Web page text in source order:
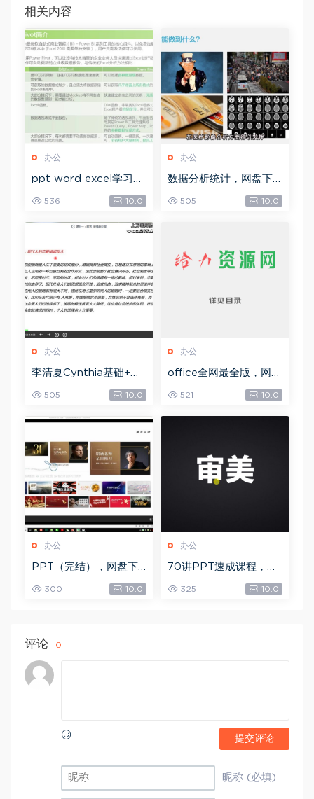
相关内容
办公
ppt word excel学习教
程，网盘下载(32.92G)
536 10.0
办公
数据分析统计，网盘下
505 10.0
办公
李清夏Cynthia基础+本
命+合盘专辑+事业专题
(视频课程+PPT讲义
Z)，网盘下载(2.63G)
505 10.0
办公
office全网最全版，网盘
521 10.0
办公
PPT（完结），网盘下
300 10.0
办公
70讲PPT速成课程，网
325 10.0
评论 0
提交评论
昵称 (必填)